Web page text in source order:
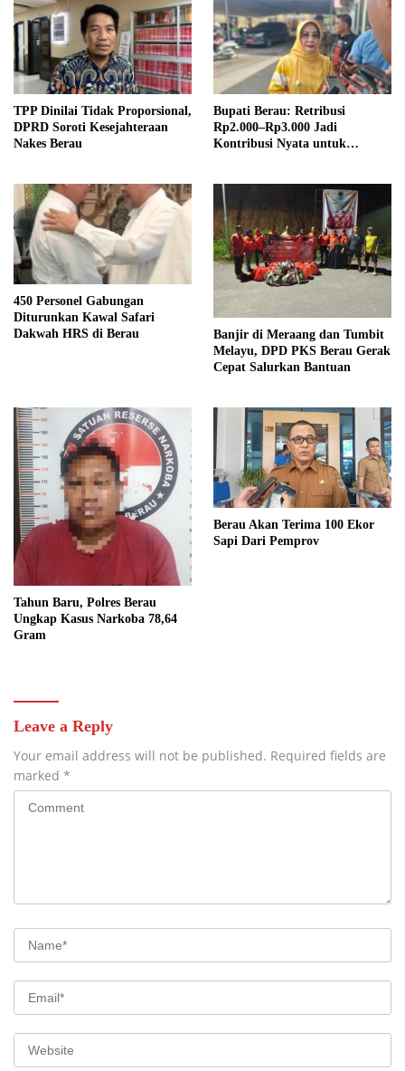
TPP Dinilai Tidak Proporsional,
DPRD Soroti Kesejahteraan
Nakes Berau
Bupati Berau: Retribusi
Rp2.000–Rp3.000 Jadi
Kontribusi Nyata untuk
450 Personel Gabungan
Diturunkan Kawal Safari
Dakwah HRS di Berau
Banjir di Meraang dan Tumbit
Melayu, DPD PKS Berau Gerak
Cepat Salurkan Bantuan
Tahun Baru, Polres Berau
Ungkap Kasus Narkoba 78,64
Gram
Berau Akan Terima 100 Ekor
Sapi Dari Pemprov
Leave a Reply
Your email address will not be published. Required fields are
marked *